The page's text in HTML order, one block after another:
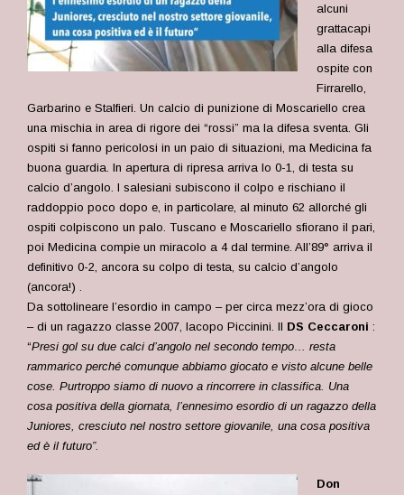
alcuni
grattacapi
alla difesa
ospite con
Firrarello,
Garbarino e Stalfieri. Un calcio di punizione di Moscariello crea
una mischia in area di rigore dei “rossi” ma la difesa sventa. Gli
ospiti si fanno pericolosi in un paio di situazioni, ma Medicina fa
buona guardia. In apertura di ripresa arriva lo 0-1, di testa su
calcio d’angolo. I salesiani subiscono il colpo e rischiano il
raddoppio poco dopo e, in particolare, al minuto 62 allorché gli
ospiti colpiscono un palo. Tuscano e Moscariello sfiorano il pari,
poi Medicina compie un miracolo a 4 dal termine. All’89° arriva il
definitivo 0-2, ancora su colpo di testa, su calcio d’angolo
(ancora!) .
Da sottolineare l’esordio in campo – per circa mezz’ora di gioco
– di un ragazzo classe 2007, Iacopo Piccinini. Il DS Ceccaroni :
“Presi gol su due calci d’angolo nel secondo tempo… resta
rammarico perché comunque abbiamo giocato e visto alcune belle
cose. Purtroppo siamo di nuovo a rincorrere in classifica. Una
cosa positiva della giornata, l’ennesimo esordio di un ragazzo della
Juniores, cresciuto nel nostro settore giovanile, una cosa positiva
ed è il futuro”.
Don